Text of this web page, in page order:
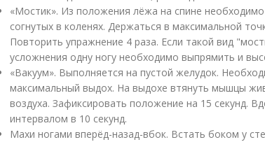
«Мостик». Из положения лёжа на спине
согнутых в коленях. Держаться в максимальной
Повторить упражнение 4 раза. Если такой вид
усложнения одну ногу необходимо выпрямить и
«Вакуум». Выполняется на пустой желудок.
максимальный выдох. На выдохе втянуть мышцы
воздуха. Зафиксировать положение на 15 секунд.
интервалом в 10 секунд.
Махи ногами вперёд-назад-вбок. Встать боком у